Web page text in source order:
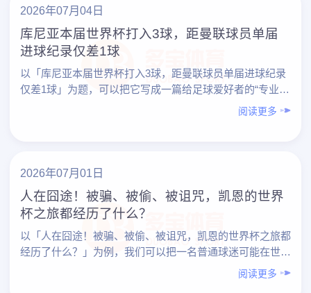
2026年07月04日
库尼亚本届世界杯打入3球，距曼联球员单届
进球纪录仅差1球
以「库尼亚本届世界杯打入3球，距曼联球员单届进球纪录
仅差1球」为题，可以把它写成一篇给足球爱好者的“专业观
赛与分析指南”：既谈数据与纪录，也教你如何用更专业的
阅读更多
2026年07月01日
人在囧途！被骗、被偷、被诅咒，凯恩的世界
杯之旅都经历了什么？
以「人在囧途！被骗、被偷、被诅咒，凯恩的世界杯之旅都
经历了什么？」为例，我们可以把一名普通球迷可能在世界
杯之旅中遇到的“囧事”，系统地拆开来看：行程被坑、财物
阅读更多